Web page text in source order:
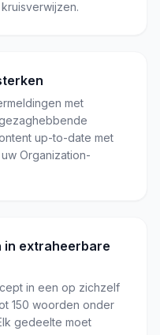
met
up-to-date met
Organization-
extraheerbare
in een op zichzelf
150 woorden onder
gedeelte moet